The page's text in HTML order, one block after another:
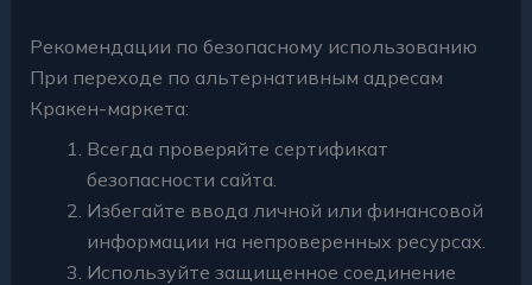
Рекомендации по безопасному использованию
При переходе по альтернативным адресам
Кракен-маркета:
Всегда проверяйте сертификат
безопасности сайта.
Избегайте ввода личной или финансовой
информации на непроверенных ресурсах.
Используйте защищенное соединение